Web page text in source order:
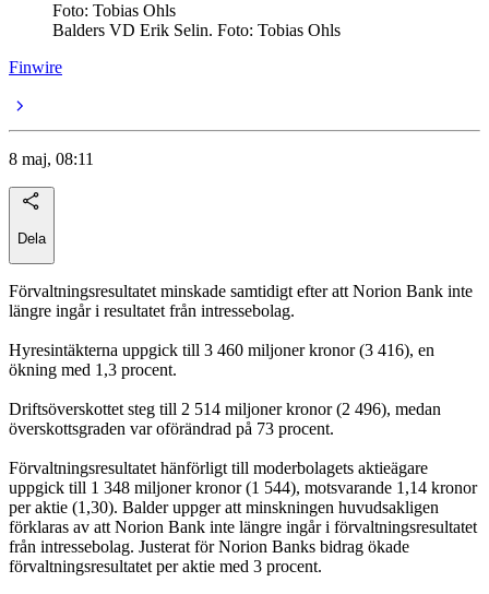
Foto: Tobias Ohls
Balders VD Erik Selin. Foto: Tobias Ohls
Finwire
8 maj, 08:11
Dela
Förvaltningsresultatet minskade samtidigt efter att Norion Bank inte
längre ingår i resultatet från intressebolag.
Hyresintäkterna uppgick till 3 460 miljoner kronor (3 416), en
ökning med 1,3 procent.
Driftsöverskottet steg till 2 514 miljoner kronor (2 496), medan
överskottsgraden var oförändrad på 73 procent.
Förvaltningsresultatet hänförligt till moderbolagets aktieägare
uppgick till 1 348 miljoner kronor (1 544), motsvarande 1,14 kronor
per aktie (1,30). Balder uppger att minskningen huvudsakligen
förklaras av att Norion Bank inte längre ingår i förvaltningsresultatet
från intressebolag. Justerat för Norion Banks bidrag ökade
förvaltningsresultatet per aktie med 3 procent.